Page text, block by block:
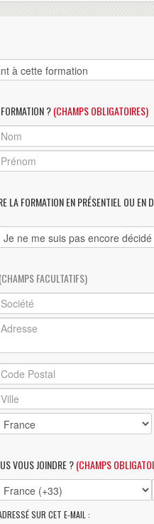
?(CHAMPS OBLIGATOIRES)
LA FORMATION EN PRÉSENTIEL OU EN
(CHAMPS FACULTATIFS)
VOUS JOINDRE ?(CHAMPS
SUR CET E-MAIL :